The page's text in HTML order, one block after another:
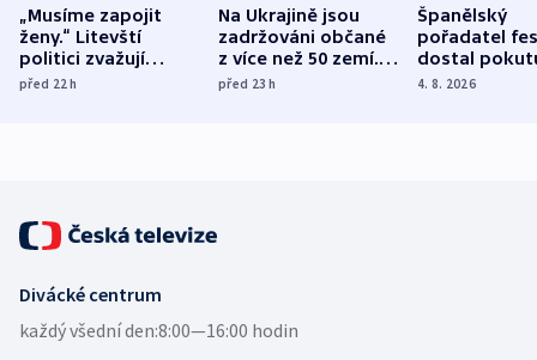
„Musíme zapojit
ženy.“ Litevští
politici zvažují
dohodu o
před 22h
Na Ukrajině jsou
zadržováni občané
z více než 50 zemí.
Bojovali na straně
před 23h
Španělský
pořadatel
dostal
nekalé
4. 8. 2026
Divácké centrum
každý všední den:8:00—16:00 hodin